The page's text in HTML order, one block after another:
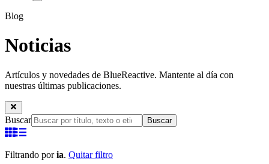
Blog
Noticias
Artículos y novedades de BlueReactive. Mantente al día con
nuestras últimas publicaciones.
Buscar Buscar
Filtrando poria. Quitar filtro